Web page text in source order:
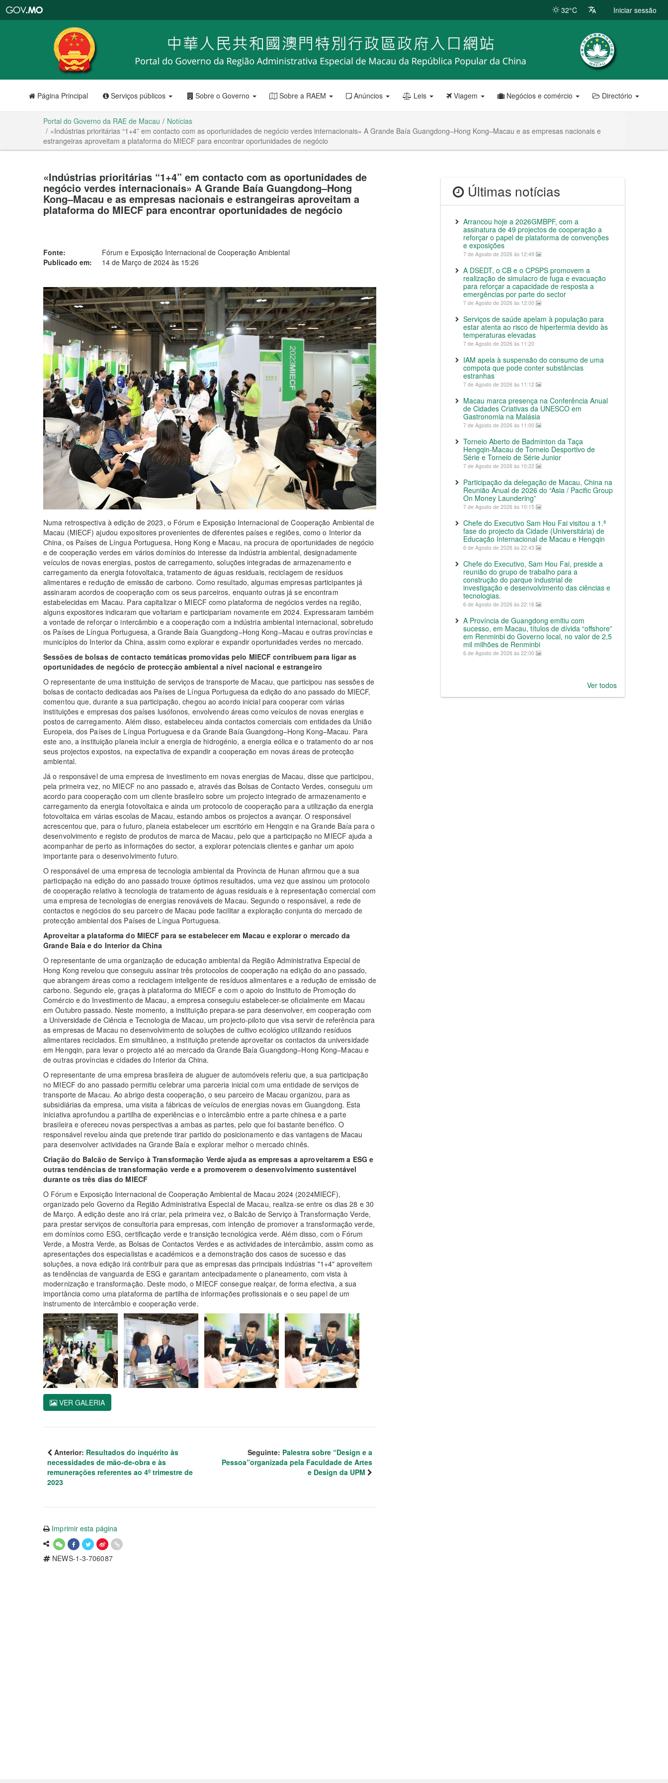
RAE
de
Macau
32°C Iniciar sessão
Página Principal Serviços públicos Sobre o Governo Sobre a RAEM Anúncios Leis Viagem Negócios e comércio Directório
Portal do Governo da RAE de Macau
Notícias
«Indústrias prioritárias “1+4” em contacto com as oportunidades de negócio verdes internacionais» A Grande Baía Guangdong–Hong Kong–Macau e as empresas nacionais e
estrangeiras aproveitam a plataforma do MIECF para encontrar oportunidades de negócio
«Indústrias prioritárias “1+4” em contacto com as oportunidades de
negócio verdes internacionais» A Grande Baía Guangdong–Hong
Kong–Macau e as empresas nacionais e estrangeiras aproveitam a
plataforma do MIECF para encontrar oportunidades de negócio
Fonte:
Fórum e Exposição Internacional de Cooperação Ambiental
Publicado em:
14 de Março de 2024 às 15:26
Numa retrospectiva à edição de 2023, o Fórum e Exposição Internacional de Cooperação Ambiental de
Macau (MIECF) ajudou expositores provenientes de diferentes países e regiões, como o Interior da
China, os Países de Língua Portuguesa, Hong Kong e Macau, na procura de oportunidades de negócio
e de cooperação verdes em vários domínios do interesse da indústria ambiental, designadamente
veículos de novas energias, postos de carregamento, soluções integradas de armazenamento e
carregamento da energia fotovoltaica, tratamento de águas residuais, reciclagem de resíduos
alimentares e redução de emissão de carbono. Como resultado, algumas empresas participantes já
assinaram acordos de cooperação com os seus parceiros, enquanto outras já se encontram
estabelecidas em Macau. Para capitalizar o MIECF como plataforma de negócios verdes na região,
alguns expositores indicaram que voltariam e participariam novamente em 2024. Expressaram também
a vontade de reforçar o intercâmbio e a cooperação com a indústria ambiental internacional, sobretudo
os Países de Língua Portuguesa, a Grande Baía Guangdong–Hong Kong–Macau e outras províncias e
municípios do Interior da China, assim como explorar e expandir oportunidades verdes no mercado.
Sessões de bolsas de contacto temáticas promovidas pelo MIECF contribuem para ligar as
oportunidades de negócio de protecção ambiental a nível nacional e estrangeiro
O representante de uma instituição de serviços de transporte de Macau, que participou nas sessões de
bolsas de contacto dedicadas aos Países de Língua Portuguesa da edição do ano passado do MIECF,
comentou que, durante a sua participação, chegou ao acordo inicial para cooperar com várias
instituições e empresas dos países lusófonos, envolvendo áreas como veículos de novas energias e
postos de carregamento. Além disso, estabeleceu ainda contactos comerciais com entidades da União
Europeia, dos Países de Língua Portuguesa e da Grande Baía Guangdong–Hong Kong–Macau. Para
este ano, a instituição planeia incluir a energia de hidrogénio, a energia eólica e o tratamento do ar nos
seus projectos expostos, na expectativa de expandir a cooperação em novas áreas de protecção
ambiental.
Já o responsável de uma empresa de investimento em novas energias de Macau, disse que participou,
pela primeira vez, no MIECF no ano passado e, através das Bolsas de Contacto Verdes, conseguiu um
acordo para cooperação com um cliente brasileiro sobre um projecto integrado de armazenamento e
carregamento da energia fotovoltaica e ainda um protocolo de cooperação para a utilização da energia
fotovoltaica em várias escolas de Macau, estando ambos os projectos a avançar. O responsável
acrescentou que, para o futuro, planeia estabelecer um escritório em Hengqin e na Grande Baía para o
desenvolvimento e registo de produtos de marca de Macau, pelo que a participação no MIECF ajuda a
acompanhar de perto as informações do sector, a explorar potenciais clientes e ganhar um apoio
importante para o desenvolvimento futuro.
O responsável de uma empresa de tecnologia ambiental da Província de Hunan afirmou que a sua
participação na edição do ano passado trouxe óptimos resultados, uma vez que assinou um protocolo
de cooperação relativo à tecnologia de tratamento de águas residuais e à representação comercial com
uma empresa de tecnologias de energias renováveis de Macau. Segundo o responsável, a rede de
contactos e negócios do seu parceiro de Macau pode facilitar a exploração conjunta do mercado de
protecção ambiental dos Países de Língua Portuguesa.
Aproveitar a plataforma do MIECF para se estabelecer em Macau e explorar o mercado da
Grande Baía e do Interior da China
O representante de uma organização de educação ambiental da Região Administrativa Especial de
Hong Kong revelou que conseguiu assinar três protocolos de cooperação na edição do ano passado,
que abrangem áreas como a reciclagem inteligente de resíduos alimentares e a redução de emissão de
carbono. Segundo ele, graças à plataforma do MIECF e com o apoio do Instituto de Promoção do
Comércio e do Investimento de Macau, a empresa conseguiu estabelecer-se oficialmente em Macau
em Outubro passado. Neste momento, a instituição prepara-se para desenvolver, em cooperação com
a Universidade de Ciência e Tecnologia de Macau, um projecto-piloto que visa servir de referência para
as empresas de Macau no desenvolvimento de soluções de cultivo ecológico utilizando resíduos
alimentares reciclados. Em simultâneo, a instituição pretende aproveitar os contactos da universidade
em Hengqin, para levar o projecto até ao mercado da Grande Baía Guangdong–Hong Kong–Macau e
de outras províncias e cidades do Interior da China.
O representante de uma empresa brasileira de aluguer de automóveis referiu que, a sua participação
no MIECF do ano passado permitiu celebrar uma parceria inicial com uma entidade de serviços de
transporte de Macau. Ao abrigo desta cooperação, o seu parceiro de Macau organizou, para as
subsidiárias da empresa, uma visita a fábricas de veículos de energias novas em Guangdong. Esta
iniciativa aprofundou a partilha de experiências e o intercâmbio entre a parte chinesa e a parte
brasileira e ofereceu novas perspectivas a ambas as partes, pelo que foi bastante benéfico. O
responsável revelou ainda que pretende tirar partido do posicionamento e das vantagens de Macau
para desenvolver actividades na Grande Baía e explorar melhor o mercado chinês.
Criação do Balcão de Serviço à Transformação Verde ajuda as empresas a aproveitarem a ESG e
outras tendências de transformação verde e a promoverem o desenvolvimento sustentável
durante os três dias do MIECF
O Fórum e Exposição Internacional de Cooperação Ambiental de Macau 2024 (2024MIECF),
organizado pelo Governo da Região Administrativa Especial de Macau, realiza-se entre os dias 28 e 30
de Março. A edição deste ano irá criar, pela primeira vez, o Balcão de Serviço à Transformação Verde,
para prestar serviços de consultoria para empresas, com intenção de promover a transformação verde,
em domínios como ESG, certificação verde e transição tecnológica verde. Além disso, com o Fórum
Verde, a Mostra Verde, as Bolsas de Contactos Verdes e as actividades de intercâmbio, assim como as
apresentações dos especialistas e académicos e a demonstração dos casos de sucesso e das
soluções, a nova edição irá contribuir para que as empresas das principais indústrias "1+4" aproveitem
as tendências de vanguarda de ESG e garantam antecipadamente o planeamento, com vista à
modernização e transformação. Deste modo, o MIECF consegue realçar, de forma efectiva, a sua
importância como uma plataforma de partilha de informações profissionais e o seu papel de um
instrumento de intercâmbio e cooperação verde.
VER GALERIA
Anterior: Resultados do inquérito às
necessidades de mão-de-obra e às
remunerações referentes ao 4º trimestre de
2023
Seguinte: Palestra sobre “Design e a
Pessoa”organizada pela Faculdade de Artes
e Design da UPM
Imprimir esta página
NEWS-1-3-706087
Últimas notícias
Arrancou hoje a 2026GMBPF, com a
assinatura de 49 projectos de cooperação a
reforçar o papel de plataforma de convenções
e exposições
7 de Agosto de 2026 às 12:49
A DSEDT, o CB e o CPSPS promovem a
realização de simulacro de fuga e evacuação
para reforçar a capacidade de resposta a
emergências por parte do sector
7 de Agosto de 2026 às 12:00
Serviços de saúde apelam à população para
estar atenta ao risco de hipertermia devido às
temperaturas elevadas
7 de Agosto de 2026 às 11:20
IAM apela à suspensão do consumo de uma
compota que pode conter substâncias
estranhas
7 de Agosto de 2026 às 11:12
Macau marca presença na Conferência Anual
de Cidades Criativas da UNESCO em
Gastronomia na Malásia
7 de Agosto de 2026 às 11:00
Torneio Aberto de Badminton da Taça
Hengqin-Macau de Torneio Desportivo de
Série e Torneio de Série Junior
7 de Agosto de 2026 às 10:22
Participação da delegação de Macau, China na
Reunião Anual de 2026 do “Asia / Pacific Group
On Money Laundering”
7 de Agosto de 2026 às 10:15
Chefe do Executivo Sam Hou Fai visitou a 1.ª
fase do projecto da Cidade (Universitária) de
Educação Internacional de Macau e Hengqin
6 de Agosto de 2026 às 22:43
Chefe do Executivo, Sam Hou Fai, preside a
reunião do grupo de trabalho para a
construção do parque industrial de
investigação e desenvolvimento das ciências e
tecnologias.
6 de Agosto de 2026 às 22:16
A Província de Guangdong emitiu com
sucesso, em Macau, títulos de dívida “offshore”
em Renminbi do Governo local, no valor de 2,5
mil milhões de Renminbi
6 de Agosto de 2026 às 22:00
Ver todos